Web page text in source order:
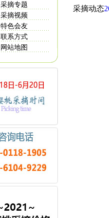
采摘专题
采摘视频
特色会友
联系方式
网站地图
采摘动态